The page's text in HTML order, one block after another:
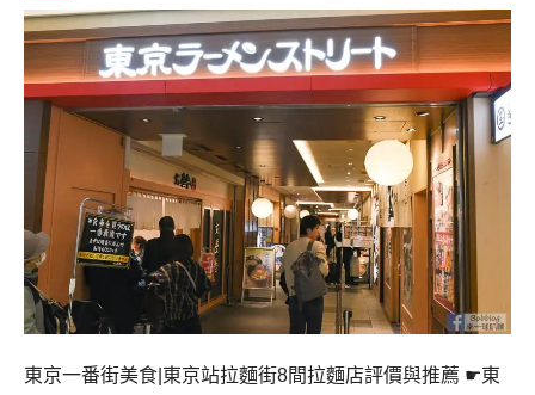
東京一番街美食|東京站拉麵街8間拉麵店評價與推薦 ☛東